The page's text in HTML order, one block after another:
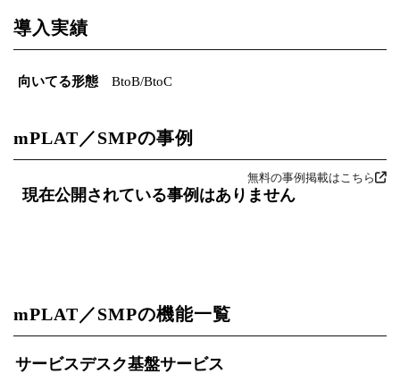
導入実績
向いてる形態 BtoB/BtoC
mPLAT／SMPの事例
無料の事例掲載はこちら
現在公開されている事例はありません
mPLAT／SMPの機能一覧
サービスデスク基盤サービス